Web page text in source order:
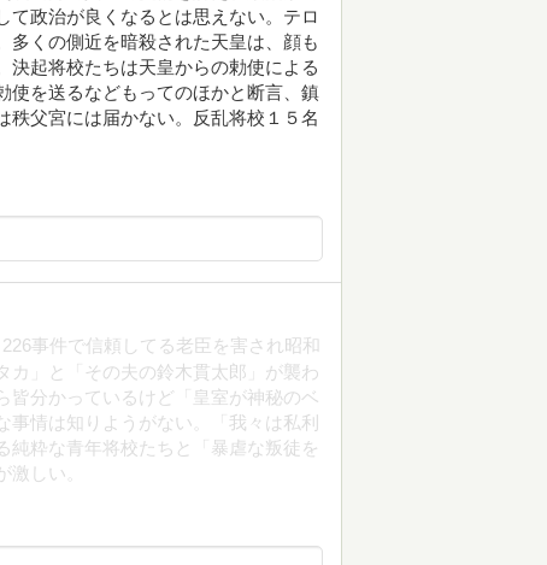
て政治が良くなるとは思えない。テロ
多くの側近を暗殺された天皇は、顔も
決起将校たちは天皇からの勅使による
使を送るなどもってのほかと断言、鎮
秩父宮には届かない。反乱将校１５名
事件で信頼してる老臣を害され昭和
カ」と「その夫の鈴木貫太郎」が襲わ
皆分かっているけど「皇室が神秘のベ
情は知りようがない。「我々は私利
純粋な青年将校たちと「暴虐な叛徒を
しい。